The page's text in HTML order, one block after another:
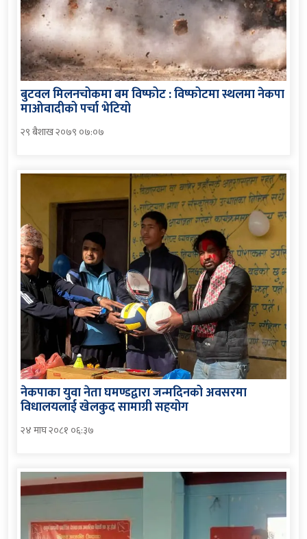
बुटवल मिलनचोकमा बम विष्फोट : विष्फोटमा स्थलमा नेकपा
माओवादीको पर्चा भेटियो
२९ बैशाख २०७९ ०७:०७
नेकपाका युवा नेता घमण्डद्वारा जन्मदिनको अवसरमा
विधालयलाई खेलकुद सामाग्री सहयोग
२४ माघ २०८१ ०६:३७